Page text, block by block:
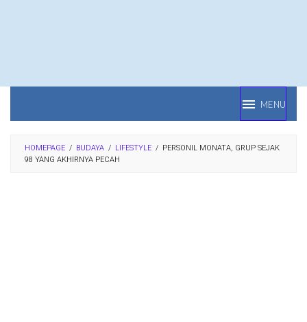
MENU
HOMEPAGE / BUDAYA / LIFESTYLE / PERSONIL MONATA, GRUP SEJAK
98 YANG AKHIRNYA PECAH